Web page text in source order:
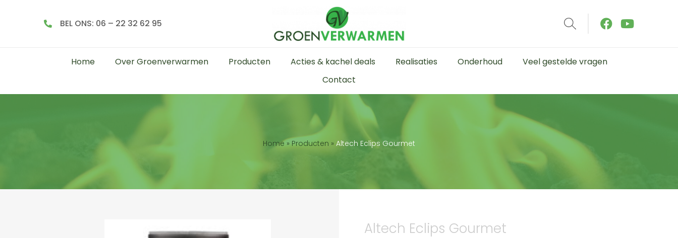
BEL ONS: 06 – 22 32 62 95
Home Over Groenverwarmen Producten Acties & kachel deals Realisaties Onderhoud
Veel gestelde vragen
Contact
Home»Producten » Altech Eclips Gourmet
Altech Eclips Gourmet